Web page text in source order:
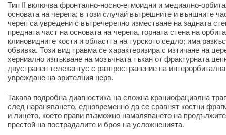
Тип II включва фронтално-носно-етмоидни и медиално-
основата на черепа; в този случай вътрешните и външните
череп са увредени с вътречерепно изместване на задната
предната част на основата на черепа, горната стена на
клиновидните кости и областта на турското седло; има
обвивка. Този вид травма се характеризира с изтичане на
херниално изпъкване на мозъчната тъкан от фрактурната
двустранен телекантус с разпространение на
увреждане на зрителния нерв.
Такава подробна диагностика на сложна краниофациална
след нараняването, едновременно да се сравнят костни
и лицето, което прави възможно намаляването на
престой на пострадалите и броя на усложненията.